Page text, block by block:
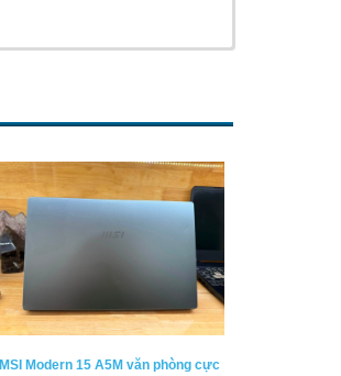
MSI Modern 15 A5M văn phòng cực